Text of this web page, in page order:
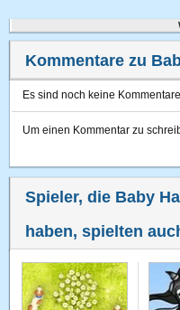
Kommentare zu
Es sind noch keine
Um einen Kommentar zu
Spieler, die Baby
haben, spielten